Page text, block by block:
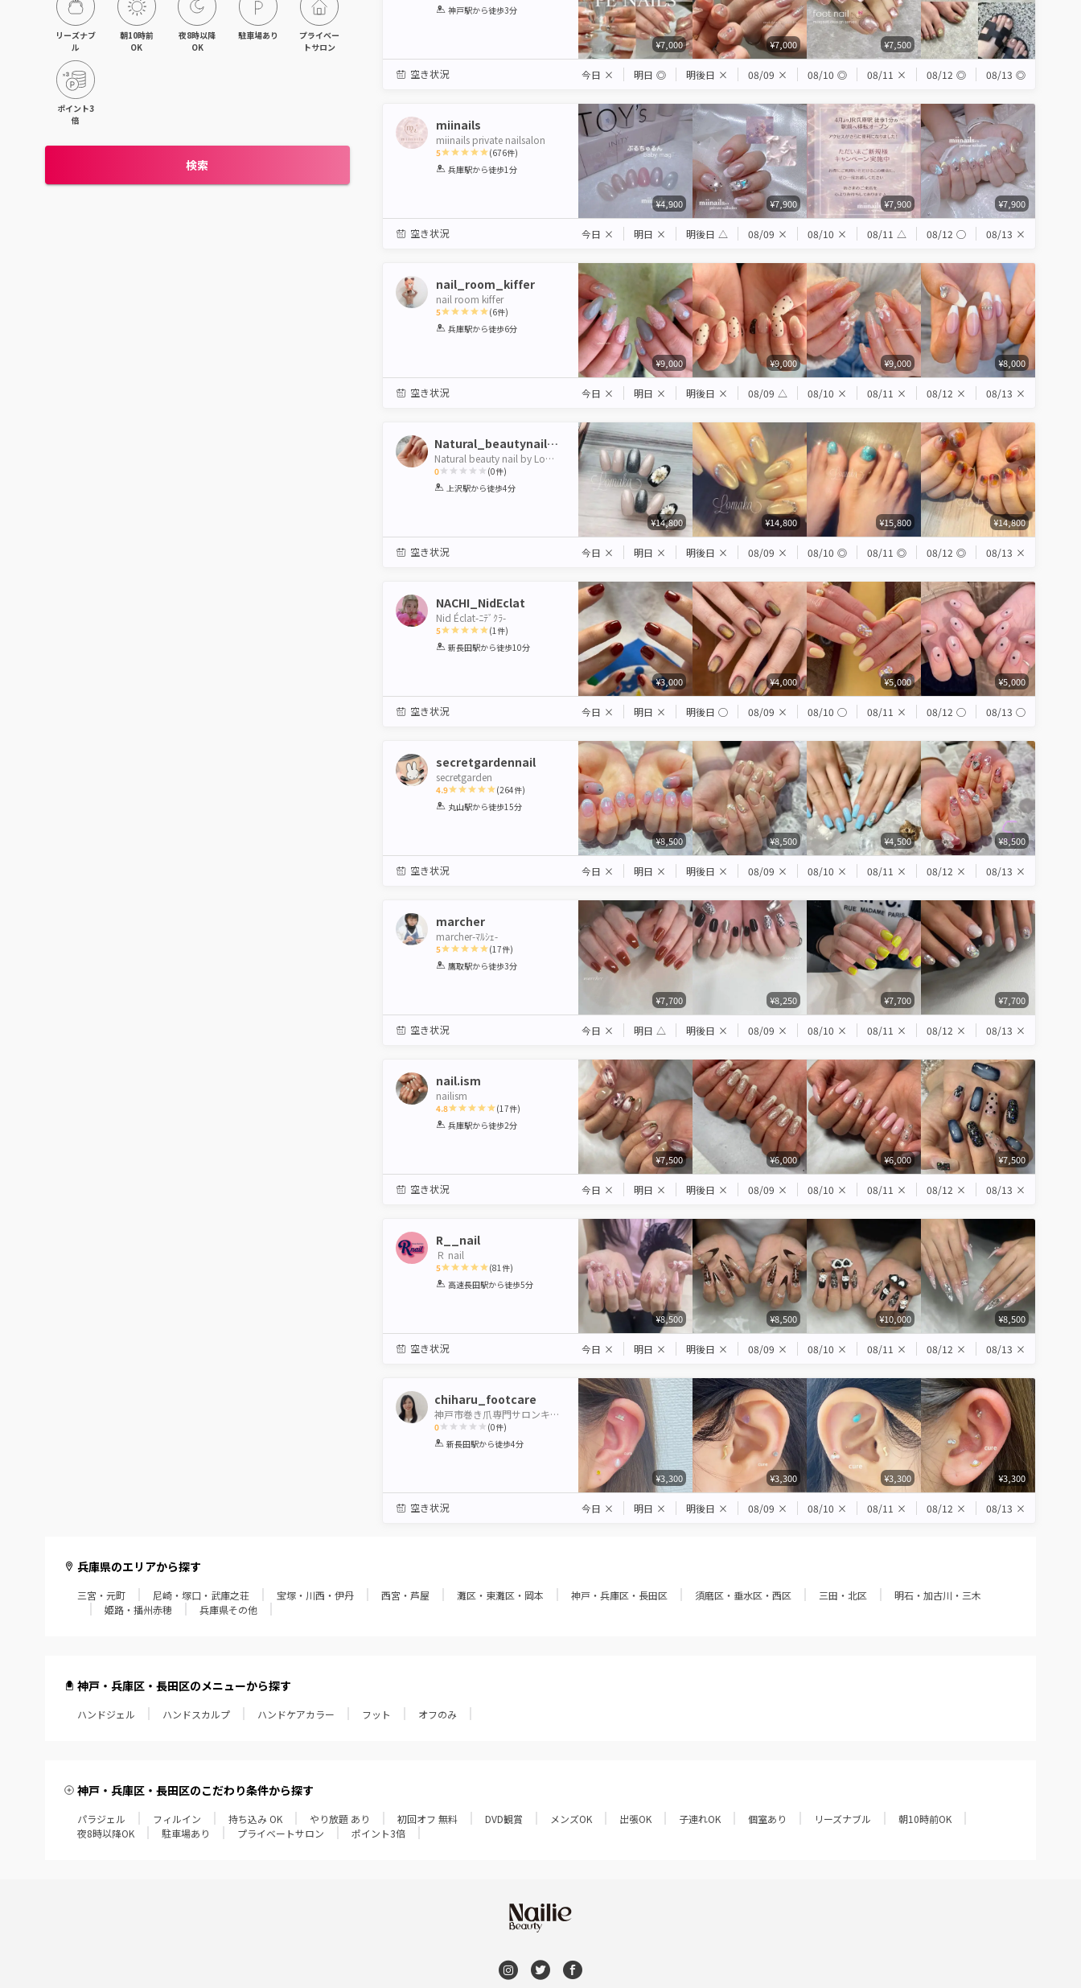
リーズナブ
ル
朝10時前
OK
夜8時以降
OK
駐車場あり
プライベー
トサロン
ポイント3
倍
検索
1 2 3 4 5
神戸駅から徒歩3分
¥7,000 ¥7,000 ¥7,500
空き状況 今日 × 明日 ◎ 明後日 × 08/09 × 08/10 ◎ 08/11 × 08/12 ◎ 08/13 ◎
miinails
miinails private nailsalon
5
1 2 3 4 5
(676件)
兵庫駅から徒歩1分
¥4,900 ¥7,900 ¥7,900 ¥7,900
空き状況 今日 × 明日 × 明後日 △ 08/09 × 08/10 × 08/11 △ 08/12 ◯ 08/13 ×
nail_room_kiffer
nail room kiffer
5
1 2 3 4 5
(6件)
兵庫駅から徒歩6分
¥9,000 ¥9,000 ¥9,000 ¥8,000
空き状況 今日 × 明日 × 明後日 × 08/09 △ 08/10 × 08/11 × 08/12 × 08/13 ×
Natural_beautynail_Lomaka
Natural beauty nail by Lomaka
0
1 2 3 4 5
(0件)
上沢駅から徒歩4分
¥14,800 ¥14,800 ¥15,800 ¥14,800
空き状況 今日 × 明日 × 明後日 × 08/09 × 08/10 ◎ 08/11 ◎ 08/12 ◎ 08/13 ×
NACHI_NidEclat
Nid Éclat-ﾆﾃﾞｸﾗ-
5
1 2 3 4 5
(1 件)
新長田駅から徒歩10分
¥3,000 ¥4,000 ¥5,000 ¥5,000
空き状況 今日 × 明日 × 明後日 ◯ 08/09 × 08/10 ◯ 08/11 × 08/12 ◯ 08/13 ◯
secretgardennail
secretgarden
4.9
1 2 3 4 5
(264件)
丸山駅から徒歩15分
¥8,500 ¥8,500 ¥4,500 ¥8,500
空き状況 今日 × 明日 × 明後日 × 08/09 × 08/10 × 08/11 × 08/12 × 08/13 ×
marcher
marcher-ﾏﾙｼｪ-
5
1 2 3 4 5
(17件)
鷹取駅から徒歩3分
¥7,700 ¥8,250 ¥7,700 ¥7,700
空き状況 今日 × 明日 △ 明後日 × 08/09 × 08/10 × 08/11 × 08/12 × 08/13 ×
nail.ism
nailism
4.8
1 2 3 4 5
(17件)
兵庫駅から徒歩2分
¥7,500 ¥6,000 ¥6,000 ¥7,500
空き状況 今日 × 明日 × 明後日 × 08/09 × 08/10 × 08/11 × 08/12 × 08/13 ×
R__nail
Ｒ nail
5
1 2 3 4 5
(81 件)
高速長田駅から徒歩5分
¥8,500 ¥8,500 ¥10,000 ¥8,500
空き状況 今日 × 明日 × 明後日 × 08/09 × 08/10 × 08/11 × 08/12 × 08/13 ×
chiharu_footcare
神戸市巻き爪専門サロンキュア
0
1 2 3 4 5
(0件)
新長田駅から徒歩4分
¥3,300 ¥3,300 ¥3,300 ¥3,300
空き状況 今日 × 明日 × 明後日 × 08/09 × 08/10 × 08/11 × 08/12 × 08/13 ×
兵庫県のエリアから探す
三宮・元町 尼崎・塚口・武庫之荘 宝塚・川西・伊丹 西宮・芦屋 灘区・東灘区・岡本 神戸・兵庫区・長田区 須磨区・垂水区・西区 三田・北区
明石・加古川・三木
姫路・播州赤穂
兵庫県その他
神戸・兵庫区・長田区のメニューから探す
ハンドジェル ハンドスカルプ ハンドケアカラー フット オフのみ
神戸・兵庫区・長田区のこだわり条件から探す
パラジェル フィルイン 持ち込み OK やり放題 あり 初回オフ 無料 DVD観賞 メンズOK 出張OK 子連れOK 個室あり リーズナブル
朝10時前OK
夜8時以降OK
駐車場あり プライベートサロン ポイント3倍